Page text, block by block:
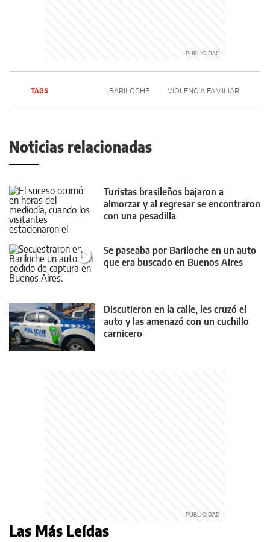
TAGS BARILOCHE VIOLENCIA FAMILIAR
Noticias relacionadas
Turistas brasileños bajaron a
almorzar y al regresar se encontraron
con una pesadilla
Se paseaba por Bariloche en un auto
que era buscado en Buenos Aires
Discutieron en la calle, les cruzó el
auto y las amenazó con un cuchillo
carnicero
Las Más Leídas